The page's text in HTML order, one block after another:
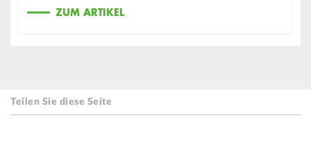
ZUM ARTIKEL
Teilen Sie diese Seite